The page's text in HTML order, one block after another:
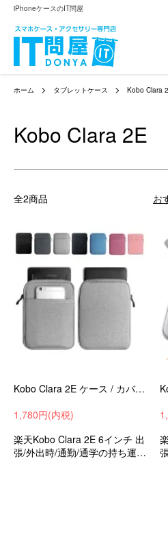
iPhoneケースのIT問屋
ホーム タブレットケース Kobo Clara
Kobo Clara 2E
全2商品 お
Kobo Clara 2E ケース / カバー 6インチ 電子書籍リーダー 保護ケース 収納ケース カバー キャンバス調 バッグ型 カバン型
1,780円(内税)
楽天Kobo Clara 2E 6インチ 出
張/外出時/通勤/通学の持ち運び